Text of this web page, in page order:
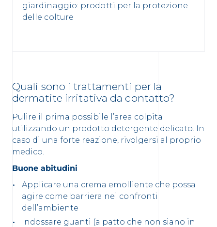
giardinaggio: prodotti per la protezione
delle colture
Quali sono i trattamenti per la
dermatite irritativa da contatto?
Pulire il prima possibile l’area colpita
utilizzando un prodotto detergente delicato. In
caso di una forte reazione, rivolgersi al proprio
medico.
Buone abitudini
Applicare una crema emolliente che possa
agire come barriera nei confronti
dell’ambiente
Indossare guanti (a patto che non siano in